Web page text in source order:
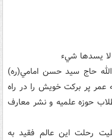
لا يسدها شيء
حاج سيد حسن امامي‌(ره)
عمر پر برکت خويش را در راه
حوزه علميه و نشر معارف
رحلت اين عالم فقيد به